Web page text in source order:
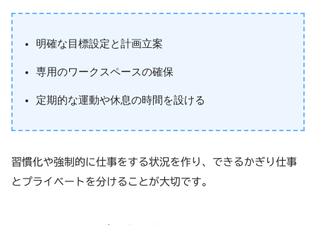
明確な目標設定と計画立案
専用のワークスペースの確保
定期的な運動や休息の時間を設ける
習慣化や強制的に仕事をする状況を作り、できるかぎり仕事
とプライベートを分けることが大切です。